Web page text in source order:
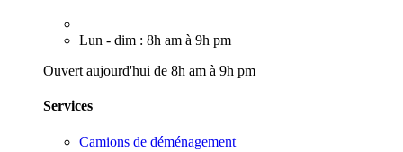
Lun - dim : 8h am à 9h pm
Ouvert aujourd'hui de 8h am à 9h pm
Services
Camions de déménagement